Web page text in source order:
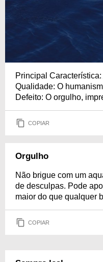
Principal
Qualidade: O
Defeito: O orgulho,
COPIAR
Orgulho
Não brigue com um
de desculpas. Pode
maior do que qualquer
COPIAR